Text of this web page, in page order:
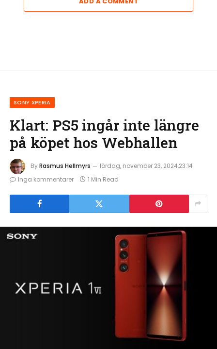
SONY XPERIA
Klart: PS5 ingår inte längre
på köpet hos Webhallen
ByRasmus Hellmyrs
lördag, november 23, 2024,23:14
Inga kommentarer
1 Min Read